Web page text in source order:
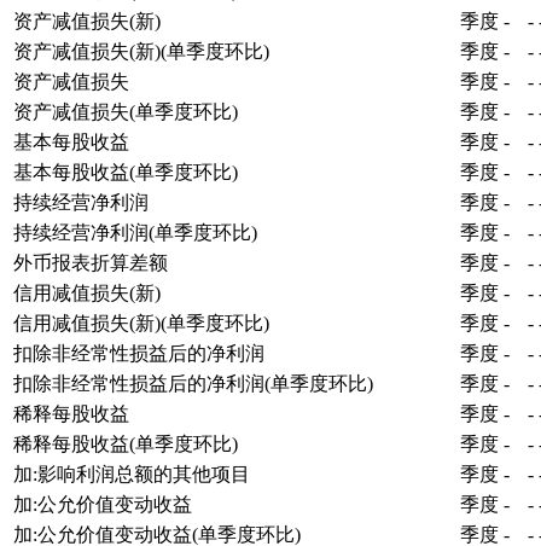
资产减值损失(新)
季度 - -
资产减值损失(新)(单季度环比)
季度 - -
资产减值损失
季度 - -
资产减值损失(单季度环比)
季度 - -
基本每股收益
季度 - -
基本每股收益(单季度环比)
季度 - -
持续经营净利润
季度 - -
持续经营净利润(单季度环比)
季度 - -
外币报表折算差额
季度 - -
信用减值损失(新)
季度 - -
信用减值损失(新)(单季度环比)
季度 - -
扣除非经常性损益后的净利润
季度 - -
扣除非经常性损益后的净利润(单季度环比)
季度 - -
稀释每股收益
季度 - -
稀释每股收益(单季度环比)
季度 - -
加:影响利润总额的其他项目
季度 - -
加:公允价值变动收益
季度 - -
加:公允价值变动收益(单季度环比)
季度 - -